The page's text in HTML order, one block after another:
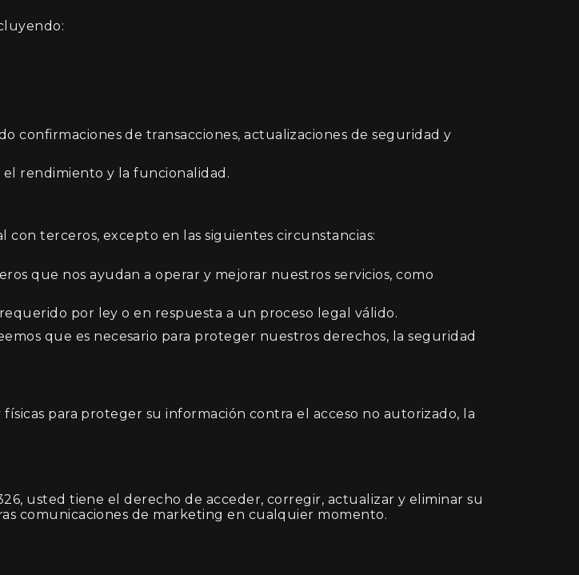
confirmaciones de transacciones, actualizaciones de seguridad y
rendimiento y la funcionalidad.
terceros, excepto en las siguientes circunstancias:
que nos ayudan a operar y mejorar nuestros servicios, como
por ley o en respuesta a un proceso legal válido.
que es necesario para proteger nuestros derechos, la seguridad
para proteger su información contra el acceso no autorizado, la
usted tiene el derecho de acceder, corregir, actualizar y eliminar su
comunicaciones de marketing en cualquier momento.